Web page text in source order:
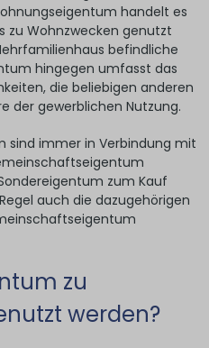
handelt es
zu Wohnzwecken genutzt
befindliche
hingegen umfasst das
die beliebigen anderen
der gewerblichen Nutzung.
sind immer in Verbindung mit
zum Kauf
auch die dazugehörigen
zu
werden?